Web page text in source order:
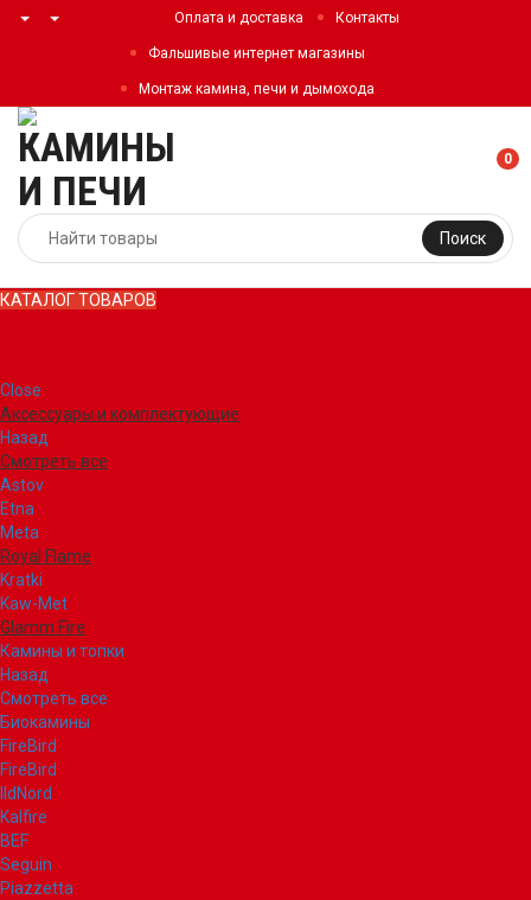
Оплата и доставка Контакты
Фальшивые интернет магазины
Монтаж камина, печи и дымохода
Поиск
0
КАТАЛОГ ТОВАРОВ
Close
Аксессуары и комплектующие
Назад
Смотреть все
Astov
Etna
Meta
Royal Flame
Kratki
Kaw-Met
Glamm Fire
Камины и топки
Назад
Смотреть все
Биокамины
FireBird
FireBird
IldNord
Kalfire
BEF
Seguin
Piazzetta